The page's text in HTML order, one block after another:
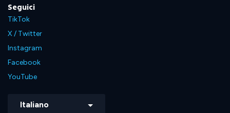
Seguici
TikTok
X / Twitter
Instagram
Facebook
YouTube
Italiano